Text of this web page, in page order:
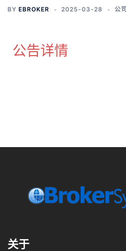
BY EBROKER 2025-03-28 公
公告详情
关于